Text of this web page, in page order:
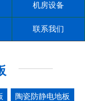
机房设备
联系我们
陶瓷防静电地板